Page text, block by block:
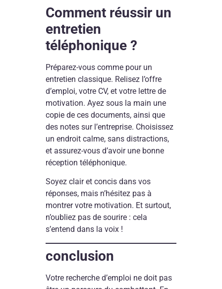
Comment réussir un
entretien
téléphonique ?
Préparez-vous comme pour un
entretien classique. Relisez l’offre
d’emploi, votre CV, et votre lettre de
motivation. Ayez sous la main une
copie de ces documents, ainsi que
des notes sur l’entreprise. Choisissez
un endroit calme, sans distractions,
et assurez-vous d’avoir une bonne
réception téléphonique.
Soyez clair et concis dans vos
réponses, mais n’hésitez pas à
montrer votre motivation. Et surtout,
n’oubliez pas de sourire : cela
s’entend dans la voix !
conclusion
Votre recherche d’emploi ne doit pas